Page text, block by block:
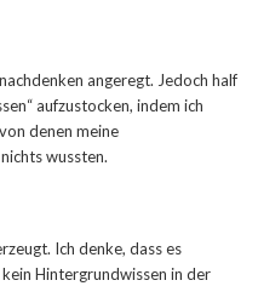
angeregt. Jedoch half
aufzustocken, indem ich
denen meine
wussten.
Ich denke, dass es
Hintergrundwissen in der